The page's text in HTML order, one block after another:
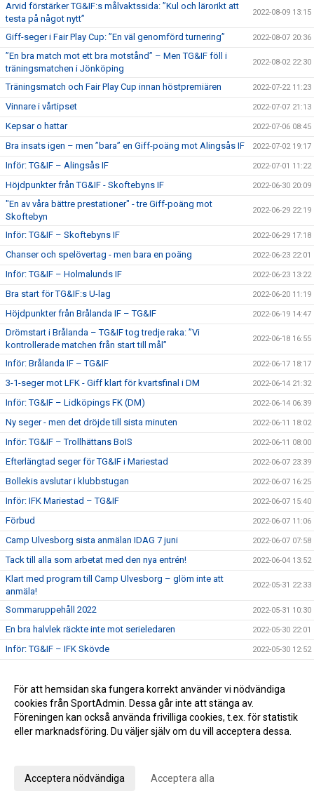
Arvid förstärker TG&IF:s målvaktssida: ”Kul och lärorikt att
testa på något nytt”
2022-08-09 13:15
Giff-seger i Fair Play Cup: ”En väl genomförd turnering” 2022-08-07 20:36
”En bra match mot ett bra motstånd” – Men TG&IF föll i
träningsmatchen i Jönköping
2022-08-02 22:30
Träningsmatch och Fair Play Cup innan höstpremiären 2022-07-22 11:23
Vinnare i vårtipset 2022-07-07 21:13
Kepsar o hattar 2022-07-06 08:45
Bra insats igen – men ”bara” en Giff-poäng mot Alingsås IF 2022-07-02 19:17
Inför: TG&IF – Alingsås IF 2022-07-01 11:22
Höjdpunkter från TG&IF - Skoftebyns IF 2022-06-30 20:09
"En av våra bättre prestationer" - tre Giff-poäng mot
Skoftebyn
2022-06-29 22:19
Inför: TG&IF – Skoftebyns IF 2022-06-29 17:18
Chanser och spelövertag - men bara en poäng 2022-06-23 22:01
Inför: TG&IF – Holmalunds IF 2022-06-23 13:22
Bra start för TG&IF:s U-lag 2022-06-20 11:19
Höjdpunkter från Brålanda IF – TG&IF 2022-06-19 14:47
Drömstart i Brålanda – TG&IF tog tredje raka: ”Vi
kontrollerade matchen från start till mål”
2022-06-18 16:55
Inför: Brålanda IF – TG&IF 2022-06-17 18:17
3-1-seger mot LFK - Giff klart för kvartsfinal i DM 2022-06-14 21:32
Inför: TG&IF – Lidköpings FK (DM) 2022-06-14 06:39
Ny seger - men det dröjde till sista minuten 2022-06-11 18:02
Inför: TG&IF – Trollhättans BoIS 2022-06-11 08:00
Efterlängtad seger för TG&IF i Mariestad 2022-06-07 23:39
Bollekis avslutar i klubbstugan 2022-06-07 16:25
Inför: IFK Mariestad – TG&IF 2022-06-07 15:40
Förbud 2022-06-07 11:06
Camp Ulvesborg sista anmälan IDAG 7 juni 2022-06-07 07:58
Tack till alla som arbetat med den nya entrén! 2022-06-04 13:52
Klart med program till Camp Ulvesborg – glöm inte att
anmäla!
2022-05-31 22:33
Sommaruppehåll 2022 2022-05-31 10:30
En bra halvlek räckte inte mot serieledaren 2022-05-30 22:01
Inför: TG&IF – IFK Skövde 2022-05-30 12:52
Johan Åhnborg kliver av uppdraget som Giff-tränare 2022-05-28 19:28
Ribba ut för TG&IF i Vårgårda 2022-05-26 15:34
Inför: Vårgårda IK – TG&IF 2022-05-26 10:16
Inför: TG&IF – IFK Tidaholm
För att hemsidan ska fungera korrekt använder vi nödvändiga
cookies från SportAdmin. Dessa går inte att stänga av.
Föreningen kan också använda frivilliga cookies, t.ex. för statistik
eller marknadsföring. Du väljer själv om du vill acceptera dessa.
Acceptera nödvändiga Acceptera alla